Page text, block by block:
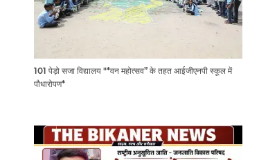
101 पेड़ो सजा विद्यालय "*वन महोत्सव” के तहत आईजीएनपी स्कूल में
पौधारोपण*